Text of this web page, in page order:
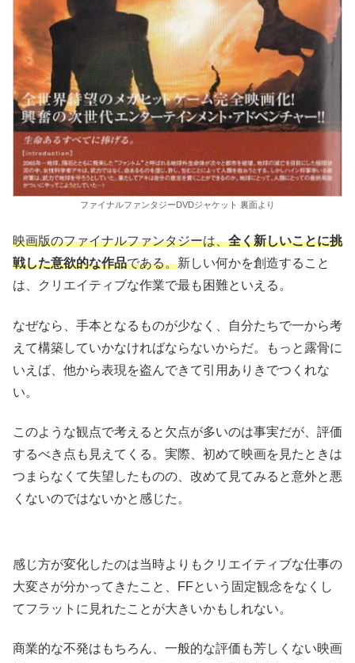
ファイナルファンタジーDVDジャケット 裏面より
映画版のファイナルファンタジーは、全く新しいことに挑
戦した意欲的な作品である。新しい何かを創造すること
は、クリエイティブな作業で最も困難といえる。
なぜなら、手本となるものが少なく、自分たちで一から考
えて構築していかなければならないからだ。もっと露骨に
いえば、他から表現を盗んできて引用ありきでつくれな
い。
このような観点で考えると欠点が多いのは事実だが、評価
するべき点も見えてくる。実際、初めて映画を見たときは
つまらなくて失望したものの、改めて見てみると意外と悪
くないのではないかと感じた。
感じ方が変化したのは当時よりもクリエイティブな仕事の
大変さが分かってきたこと、FFという固定観念をなくし
てフラットに見れたことが大きいかもしれない。
商業的な不発はもちろん、一般的な評価も芳しくない映画